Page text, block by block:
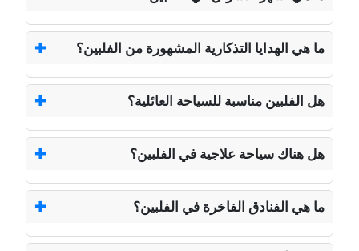
ما هي الهدايا التذكارية المشهورة من الفلبين؟
هل الفلبين مناسبة للسياحة العائلية؟
هل هناك سياحة علاجية في الفلبين؟
ما هي الفنادق الفاخرة في الفلبين؟